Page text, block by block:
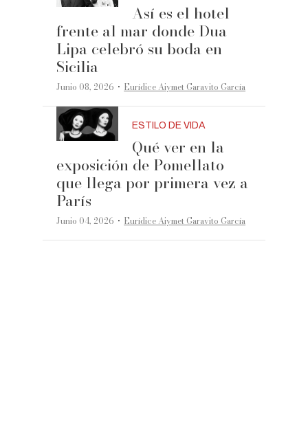
Así es el hotel
frente al mar donde Dua
Lipa celebró su boda en
Sicilia
Junio 08, 2026 ·Eurídice Aiymet Garavito García
ESTILO DE VIDA
Qué ver en la
exposición de Pomellato
que llega por primera vez a
París
Junio 04, 2026 ·Eurídice Aiymet Garavito García